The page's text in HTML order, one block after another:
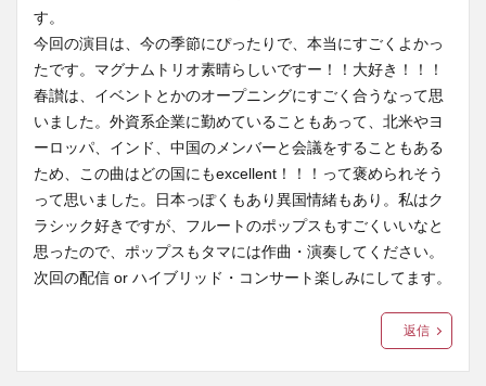
す。
今回の演目は、今の季節にぴったりで、本当にすごくよかっ
たです。マグナムトリオ素晴らしいですー！！大好き！！！
春讃は、イベントとかのオープニングにすごく合うなって思
いました。外資系企業に勤めていることもあって、北米やヨ
ーロッパ、インド、中国のメンバーと会議をすることもある
ため、この曲はどの国にもexcellent！！！って褒められそう
って思いました。日本っぽくもあり異国情緒もあり。私はク
ラシック好きですが、フルートのポップスもすごくいいなと
思ったので、ポップスもタマには作曲・演奏してください。
次回の配信 or ハイブリッド・コンサート楽しみにしてます。
返信